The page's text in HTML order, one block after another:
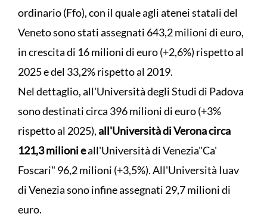
ordinario (Ffo), con il quale agli atenei statali del
Veneto sono stati assegnati 643,2 milioni di euro,
in crescita di 16 milioni di euro (+2,6%) rispetto al
2025 e del 33,2% rispetto al 2019.
Nel dettaglio, all'Università degli Studi di Padova
sono destinati circa 396 milioni di euro (+3%
rispetto al 2025),all'Università di Verona circa
121,3 milioni eall'Università di Venezia"Ca'
Foscari" 96,2 milioni (+3,5%). All'Università Iuav
di Venezia sono infine assegnati 29,7 milioni di
euro.